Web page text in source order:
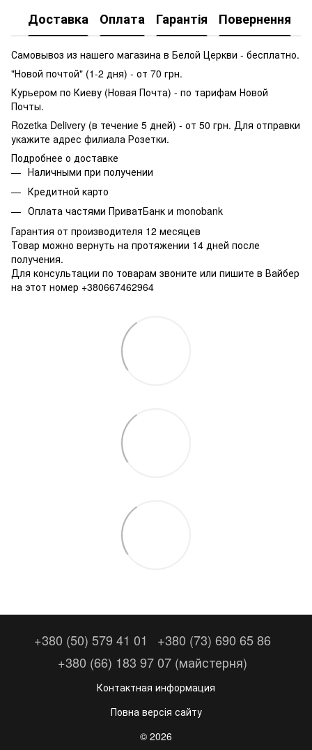
Доставка Оплата Гарантія Повернення
Самовывоз из нашего магазина в Белой Церкви - бесплатно.
"Новой почтой" (1-2 дня) - от 70 грн.
Курьером по Киеву (Новая Почта) - по тарифам Новой
Почты.
Rozetka Delivery (в течение 5 дней) - от 50 грн. Для отправки
укажите адрес филиала Розетки.
Подробнее о доставке
Наличными при получении
Кредитной карто
Оплата частями ПриватБанк и monobank
Гарантия от производителя 12 месяцев
Товар можно вернуть на протяжении 14 дней после
получения.
Для консультации по товарам звоните или пишите в Вайбер
на этот номер +380667462964
+380 (50) 579 41 01
+380 (73) 690 65 86
+380 (66) 183 97 07 (майстерня)
Контактная информация
Повна версія сайту
© 2026